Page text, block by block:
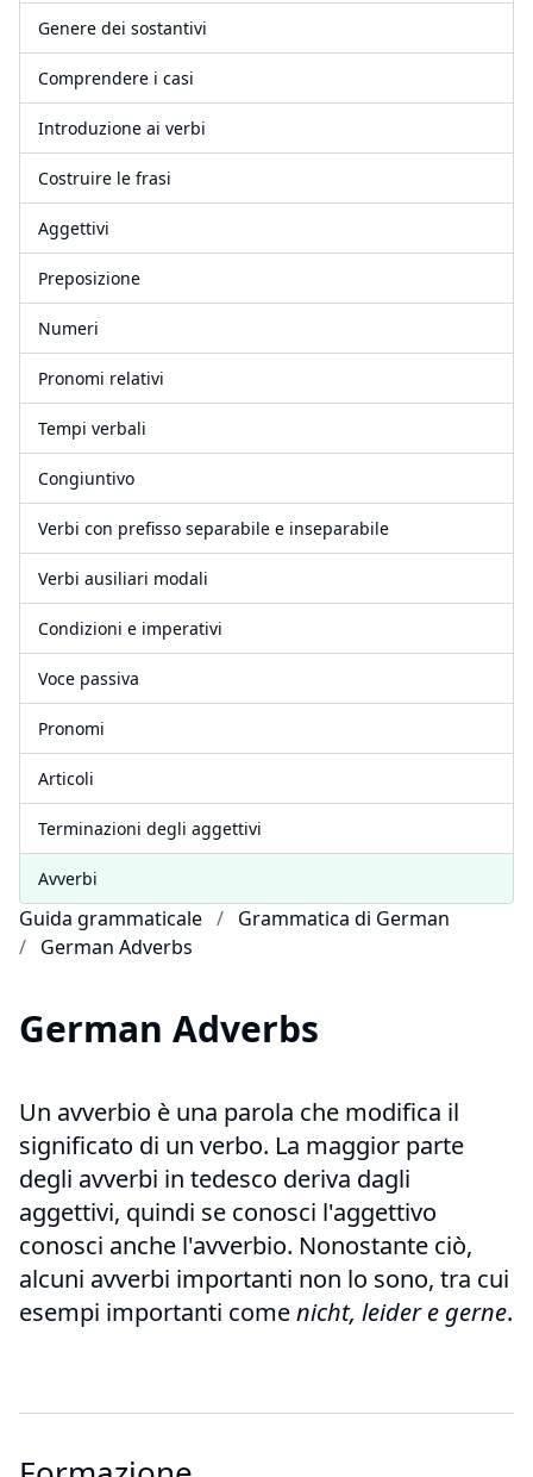
Guida grammaticale
Grammatica di German
German Adverbs
German Adverbs
Un avverbio è una parola che modifica il
significato di un verbo. La maggior parte
degli avverbi in tedesco deriva dagli
aggettivi, quindi se conosci l'aggettivo
conosci anche l'avverbio. Nonostante ciò,
alcuni avverbi importanti non lo sono, tra cui
esempi importanti comenicht, leider e gerne.
Genere dei sostantivi
Comprendere i casi
Introduzione ai verbi
Costruire le frasi
Aggettivi
Preposizione
Numeri
Pronomi relativi
Tempi verbali
Congiuntivo
Verbi con prefisso separabile e inseparabile
Verbi ausiliari modali
Condizioni e imperativi
Voce passiva
Pronomi
Articoli
Terminazioni degli aggettivi
Avverbi